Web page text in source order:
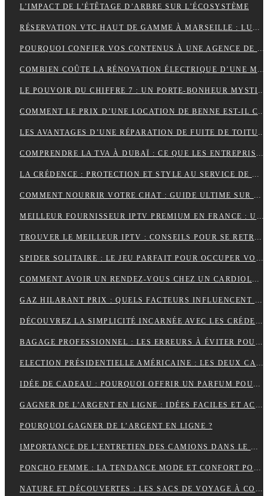
L’IMPACT DE L’ÉTÊTAGE D’ARBRE SUR L’ÉCOSYSTÈME
RÉSERVATION VTC HAUT DE GAMME À MARSEILLE : LUXE ET CONFORT
POURQUOI CONFIER VOS CONTENUS À UNE AGENCE DE RÉDACTION ? LA CLÉ DU SUCCÈS EN LIGNE
COMBIEN COÛTE LA RÉNOVATION ÉLECTRIQUE D’UNE MAISON OU D’UN APPARTEMENT ?
LE POUVOIR DU CHIFFRE 7 : UN PORTE-BONHEUR MYSTIQUE
COMMENT LE PRIX D’UNE LOCATION DE BENNE EST-IL CALCULÉ ?
LES AVANTAGES D’UNE RÉPARATION DE FUITE DE TOITURE EN URGENCE
COMPRENDRE LA TVA À DUBAÏ : CE QUE LES ENTREPRISES DOIVENT SAVOIR
LA CRÉDENCE : PROTECTION ET STYLE AU SERVICE DE VOTRE INTÉRIEUR
COMMENT NOURRIR VOTRE CHAT : GUIDE ULTIME SUR LA NUTRITION ADAPTÉE ET OPTIMALE
MEILLEUR FOURNISSEUR IPTV PREMIUM EN FRANCE : UNE EXPÉRIENCE TÉLÉVISUELLE SUR MESURE
TROUVER LE MEILLEUR IPTV : CONSEILS POUR SE RETROUVER PLUS FACILEMENT
SPIDER SOLITAIRE : LE JEU PARFAIT POUR OCCUPER VOTRE TEMPS LIBRE ET STIMULER VOTRE CERVEAU !
COMMENT AVOIR UN RENDEZ-VOUS CHEZ UN CARDIOLOGUE À FÈS ?
GAZ HILARANT PRIX : QUELS FACTEURS INFLUENCENT SON COÛT ET OÙ LE TROUVER AU MEILLEUR TARIF ?
DÉCOUVREZ LA SIMPLICITÉ INCARNÉE AVEC LES CRÉDENCES DE CUISINE EFFET MARBRE
BAGAGE PROFESSIONNEL : LES ERREURS À ÉVITER POUR UN LOOK RAFFINÉ
ELECTION PRÉSIDENTIELLE AMÉRICAINE : LES DEUX CAMPS SONT RELIÉS PAR LEURS CRAINTES
IDÉE DE CADEAU : POURQUOI OFFRIR UN PARFUM POUR UN ANNIVERSAIRE ?
GAGNER DE L’ARGENT EN LIGNE : IDÉES FACILES ET ACCESSIBLES POUR DÉBUTANTS
POURQUOI GAGNER DE L’ARGENT EN LIGNE ?
IMPORTANCE DE L’ENTRETIEN DES CAMIONS DANS LE MONDE DU TRANSPORT ROUTIER
PONCHO FEMME : LA TENDANCE MODE ET CONFORT POUR L’HIVER
NATURE ET DÉCOUVERTES : LES SACS DE VOYAGE À COMPRESSION POUR OPTIMISER CHAQUE AVENTURE